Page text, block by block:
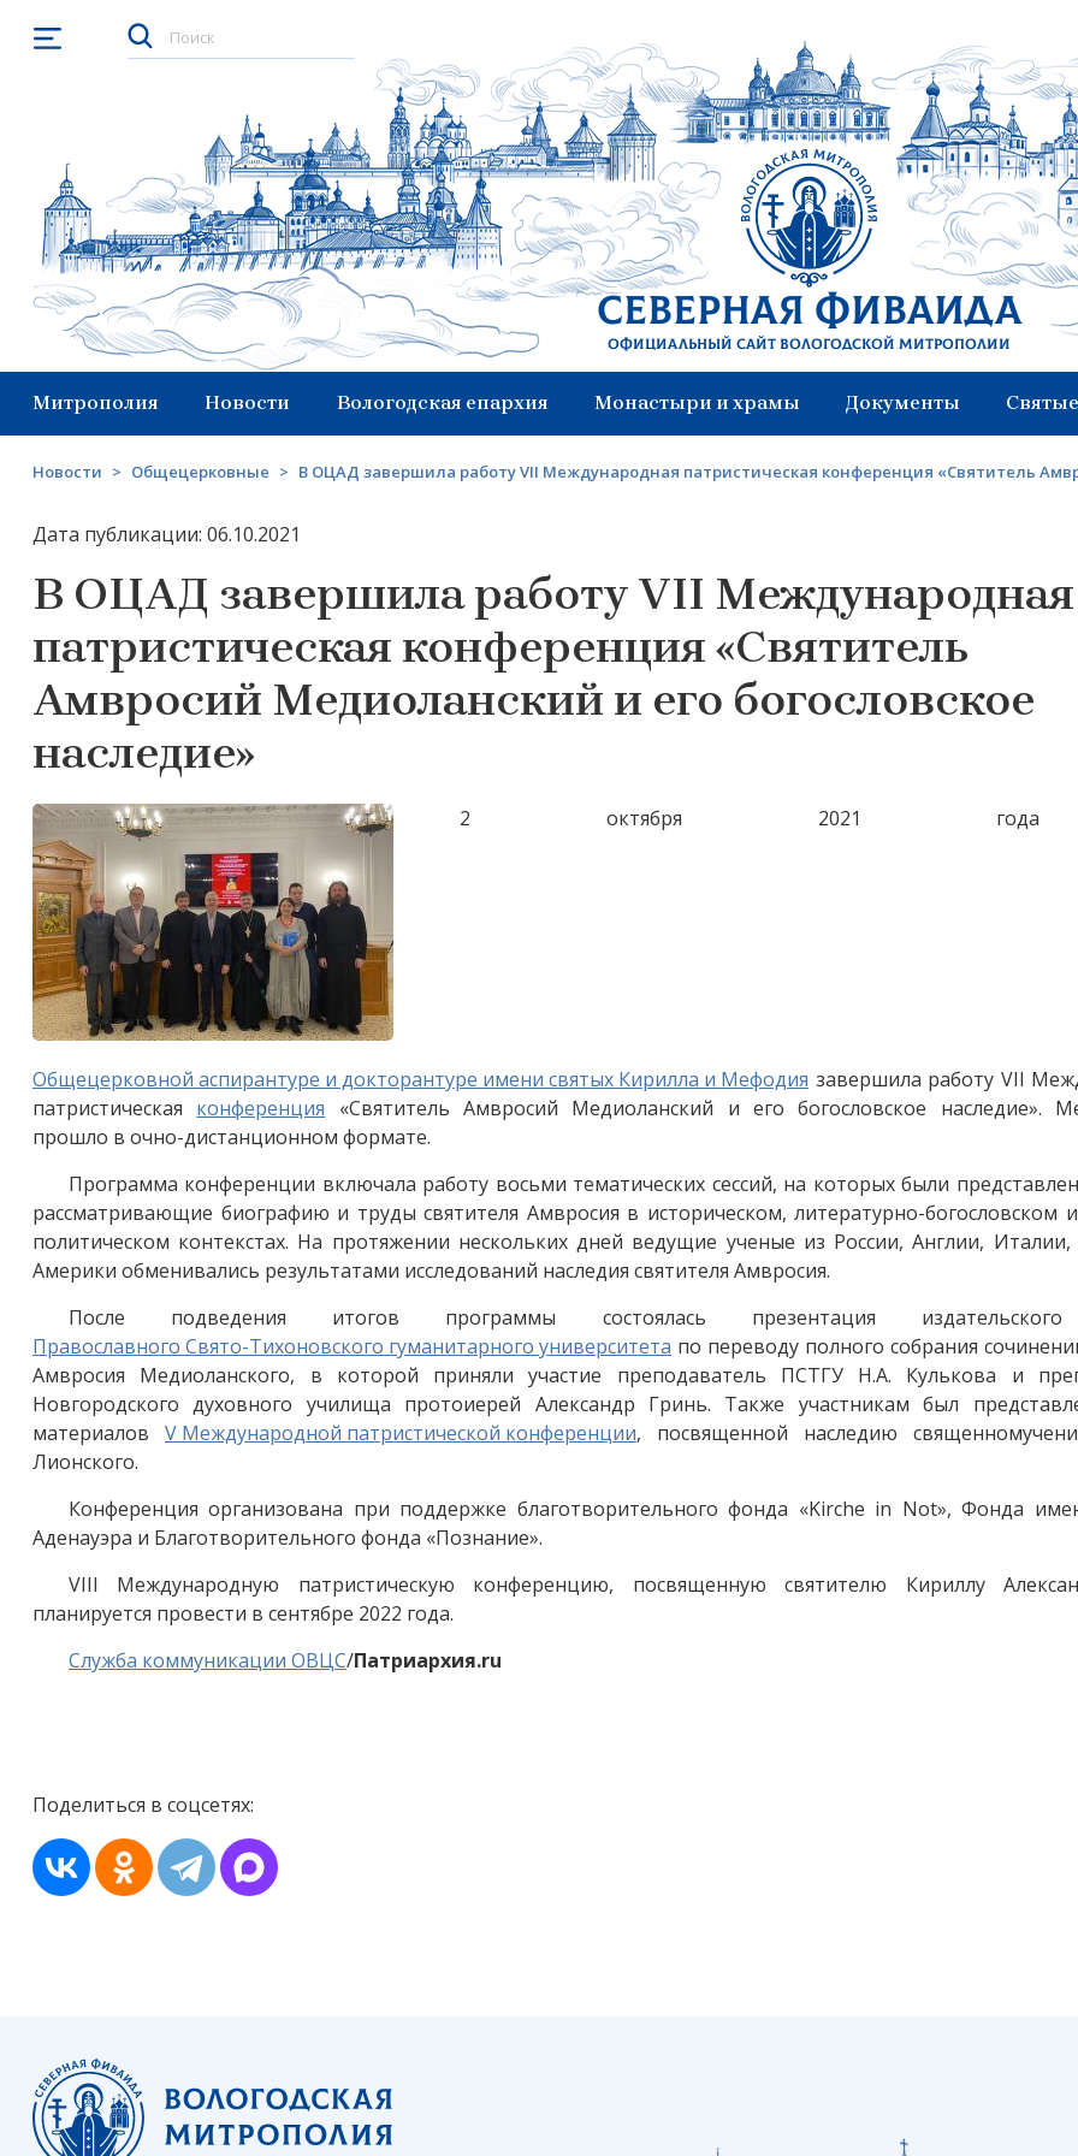
Открыть меню
Северная Фиваида
Официальный сайт Вологодской митрополии
Митрополия Новости Вологодская епархия Монастыри и храмы Документы
Новости > Общецерковные > В ОЦАД завершила работу VII Международная патриcтическая конференция «Святитель
Дата публикации: 06.10.2021
В ОЦАД завершила работу VII Международная
патриcтическая конференция «Святитель
Амвросий Медиоланский и его богословское
наследие»
2 октября 2021
Общецерковной аспирантуре и докторантуре имени святых Кирилла и Мефодия завершила работу VII
патриcтическая конференция «Святитель Амвросий Медиоланский и его богословское наследие».
прошло в очно-дистанционном формате.
Программа конференции включала работу восьми тематических сессий, на которых были
рассматривающие биографию и труды святителя Амвросия в историческом, литературно-богословском
политическом контекстах. На протяжении нескольких дней ведущие ученые из России, Англии,
Америки обменивались результатами исследований наследия святителя Амвросия.
После подведения итогов программы состоялась презентация
Православного Свято-Тихоновского гуманитарного университета по переводу полного собрания
Амвросия Медиоланского, в которой приняли участие преподаватель ПСТГУ Н.А. Кулькова и
Новгородского духовного училища протоиерей Александр Гринь. Также участникам был
материалов V Международной патриcтической конференции, посвященной наследию
Лионского.
Конференция организована при поддержке благотворительного фонда «Kirche in Not», Фонда
Аденауэра и Благотворительного фонда «Познание».
VIII Международную патристическую конференцию, посвященную святителю Кириллу
планируется провести в сентябре 2022 года.
Служба коммуникации ОВЦС/Патриархия.ru
Поделиться в соцсетях: